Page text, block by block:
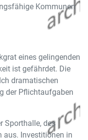
Kommunen
eines gelingenden
ist gefährdet. Die
dramatischen
der Pflichtaufgaben
Sporthalle, des
aus. Investitionen in